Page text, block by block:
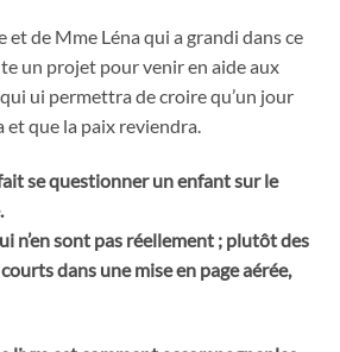
et de Mme Léna qui a grandi dans ce
un projet pour venir en aide aux
ui permettra de croire qu’un jour
et que la paix reviendra.
se questionner un enfant sur le
n’en sont pas réellement ; plutôt des
dans une mise en page aérée,